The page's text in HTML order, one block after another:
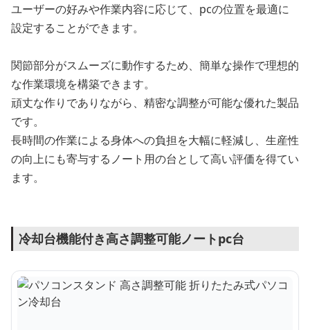
ユーザーの好みや作業内容に応じて、pcの位置を最適に
設定することができます。
関節部分がスムーズに動作するため、簡単な操作で理想的
な作業環境を構築できます。
頑丈な作りでありながら、精密な調整が可能な優れた製品
です。
長時間の作業による身体への負担を大幅に軽減し、生産性
の向上にも寄与するノート用の台として高い評価を得てい
ます。
冷却台機能付き高さ調整可能ノートpc台